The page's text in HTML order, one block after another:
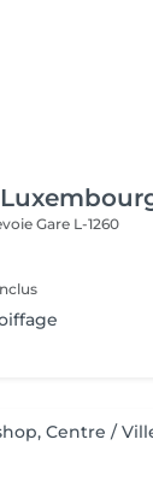
Gare L-1260